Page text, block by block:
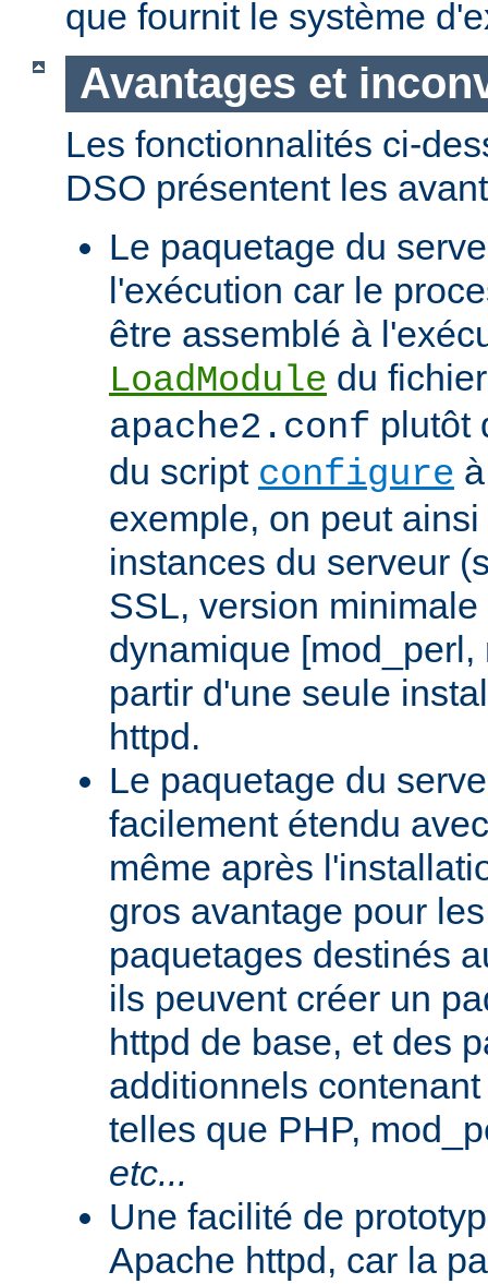
que fournit le système
Avantages et
Les fonctionnalités ci-
DSO présentent les
Le paquetage du
l'exécution car le
être assemblé à
LoadModule du
apache2.conf plutôt
du script configure
exemple, on peut
instances du serveur
SSL, version
dynamique
partir d'une seule
httpd.
Le paquetage du
facilement étendu
même après
gros avantage pour
paquetages destinés
ils peuvent créer un
httpd de base, et des
additionnels
telles que PHP,
etc...
Une facilité de
Apache httpd, car la